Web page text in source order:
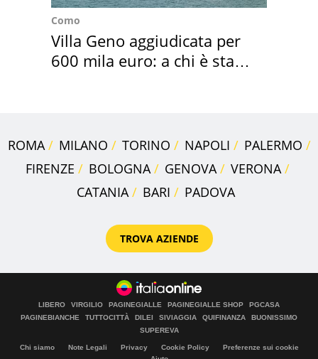
Como
Villa Geno aggiudicata per
600 mila euro: a chi è stata
ROMA MILANO TORINO NAPOLI
PALERMO
FIRENZE
BOLOGNA GENOVA
VERONA
CATANIA
BARI PADOVA
TROVA AZIENDE
LIBERO VIRGILIO PAGINEGIALLE PAGINEGIALLE SHOP
PGCASA
PAGINEBIANCHE
TUTTOCITTÀ DILEI SIVIAGGIA QUIFINANZA
BUONISSIMO
SUPEREVA
Chi siamo Note Legali Privacy Cookie Policy
Preferenze sui cookie